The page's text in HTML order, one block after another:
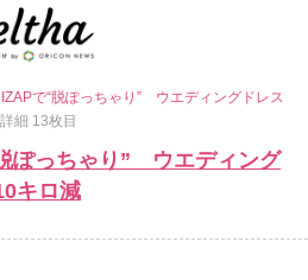
で“脱ぽっちゃり” ウエディングドレス
細 13枚目
ぽっちゃり” ウエディング
キロ減